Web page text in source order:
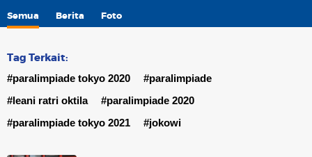
Semua Berita Foto
Tag Terkait:
#paralimpiade tokyo 2020
#paralimpiade
#leani ratri oktila
#paralimpiade 2020
#paralimpiade tokyo 2021
#jokowi